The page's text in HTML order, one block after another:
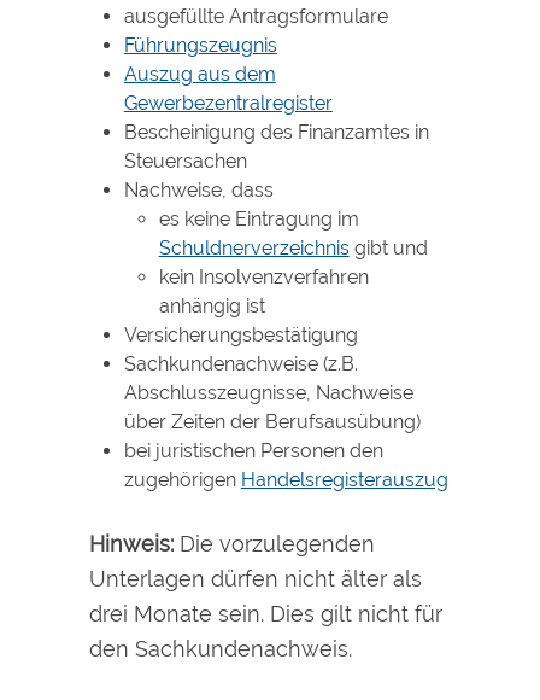
ausgefüllte Antragsformulare
Führungszeugnis
Auszug aus dem
Gewerbezentralregister
Bescheinigung des Finanzamtes in
Steuersachen
Nachweise, dass
es keine Eintragung im
Schuldnerverzeichnisgibt und
kein Insolvenzverfahren
anhängig ist
Versicherungsbestätigung
Sachkundenachweise (z.B.
Abschlusszeugnisse, Nachweise
über Zeiten der Berufsausübung)
bei juristischen Personen den
zugehörigen Handelsregisterauszug
Hinweis: Die vorzulegenden
Unterlagen dürfen nicht älter als
drei Monate sein. Dies gilt nicht für
den Sachkundenachweis.